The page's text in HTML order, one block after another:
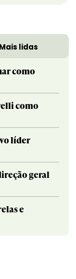
Mais lidas
como
como
líder
geral
e